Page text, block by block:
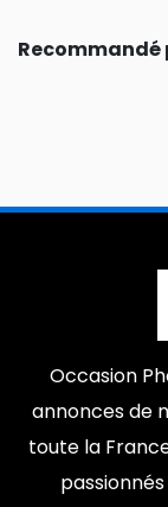
Recommandé
Occasion
annonces de
toute la